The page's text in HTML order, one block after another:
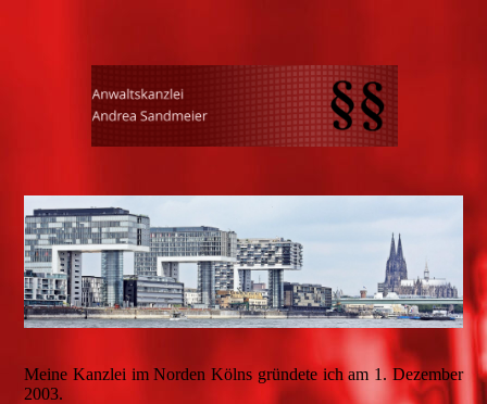
Meine Kanzlei im Norden Kölns gründete ich am 1. Dezember
2003.